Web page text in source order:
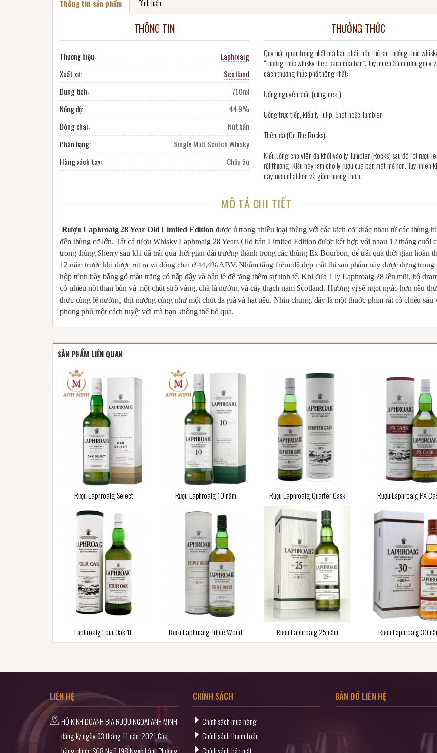
Thông tin sản phẩm Bình luận
THÔNG TIN
Thương hiệu:
Laphroaig
Xuất xứ:
Scotland
Dung tích:
700ml
Nồng độ:
44.9%
Đóng chai:
Nút bần
Phân hạng:
Single Malt Scotch Whisky
Hàng xách tay:
Châu âu
THƯỞNG THỨC
Quy luật quan trọng nhất mà bạn phải tuân thủ khi thưởng thức
“thưởng thức whisky theo cách của bạn”. Tuy nhiên Sành rượu gợi ý
cách thưởng thức phổ thông nhất:
Uống nguyên chất (uống neat):
Uống trực tiếp, kiểu ly Tulip, Shot hoặc Tumbler.
Thêm đá (On The Rocks):
Kiểu uống cho viên đá khối vào ly Tumbler (Rocks) sau đó rót rượu
rồi thưởng. Kiểu này làm cho ly rượu của bạn mát mẻ hơn. Tuy nhiên
này rượu nhạt hơn và giảm hương thơm.
MÔ TẢ CHI TIẾT
Rượu Laphroaig 28 Year Old Limited Edition được ủ trong nhiều loại thùng với các kích cỡ khác nhau từ các thùng
đến thùng cỡ lớn. Tất cả rượu Whisky Laphroaig 28 Years Old bản Limited Edition được kết hợp với nhau 12 tháng cuối
trong thùng Sherry sau khi đã trải qua thời gian dài trưởng thành trong các thùng Ex-Bourbon, để trải qua thời gian hoàn
12 năm trước khi được rút ra và đóng chai ở 44,4% ABV. Nhằm tăng thêm độ đẹp mắt thì sản phẩm này được đựng trong
hộp trình bày bằng gỗ màu trắng có nắp đậy và bản lề để tăng thêm sự tinh tế. Khi đưa 1 ly Laphroaig 28 lên mũi, bộ
có nhiều nốt than bùn và một chút sirô vàng, chà là nướng và cây thạch nam Scotland. Hương vị sẽ ngọt ngào hơn nếu
thức cùng lê nướng, thịt nướng cũng như một chút da già và hạt tiêu. Nhìn chung, đây là một thước phim rất có chiều sâu
phong phú một cách tuyệt vời mà bạn không thể bỏ qua.
SẢN PHẨM LIÊN QUAN
Rượu Laphroaig Select Rượu Laphroaig 10 năm Rượu Laphroaig Quarter Cask Rượu Laphroaig PX
Laphroaig Four Oak 1L Rượu Laphroaig Triple Wood Rượu Laphroaig 25 năm Rượu Laphroaig 30
LIÊN HỆ
HỘ KINH DOANH BIA RƯỢU NGOẠI ANH MINH
đăng ký ngày 03 tháng 11 năm 2021 Cửa
hàng chính: Số 8 Ngõ 198 Ngọc Lâm, Phường
CHÍNH SÁCH
Chính sách mua hàng
Chính sách thanh toán
Chính sách bảo mật
BẢN ĐỒ LIÊN HỆ